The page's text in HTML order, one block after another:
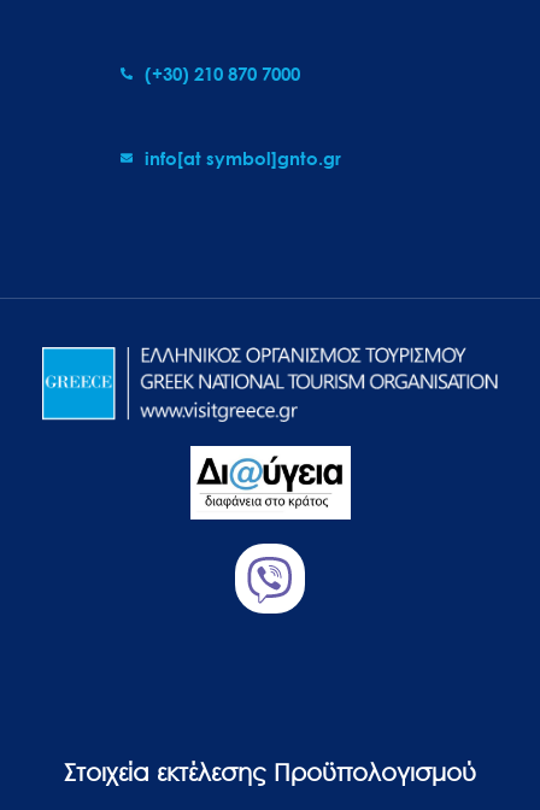
(+30) 210 870 7000
info[at symbol]gnto.gr
Στοιχεία εκτέλεσης Προϋπολογισμού